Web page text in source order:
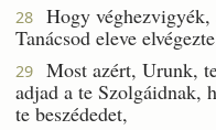
28
Hogy
Tanácsod eleve
29
Most azért, Urunk,
adjad a te Szolgáidnak,
te beszédedet,